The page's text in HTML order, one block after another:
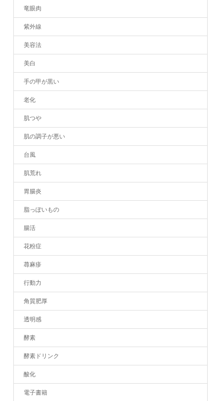
竜眼肉
紫外線
美容法
美白
手の甲が黒い
老化
肌つや
肌の調子が悪い
台風
肌荒れ
胃腸炎
脂っぽいもの
腸活
花粉症
蕁麻疹
行動力
角質肥厚
透明感
酵素
酵素ドリンク
酸化
電子書籍